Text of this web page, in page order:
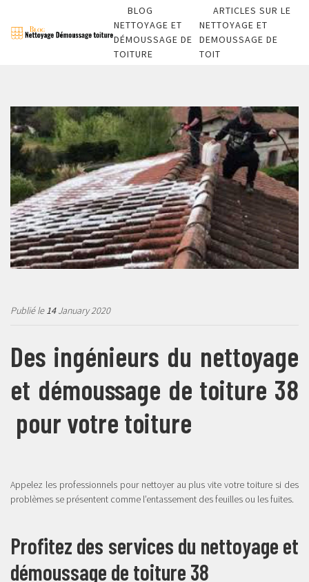
BLOG
NETTOYAGE ET
DÉMOUSSAGE DE
TOITURE
ARTICLES SUR LE
NETTOYAGE ET
DEMOUSSAGE DE
TOIT
Publié le14January 2020
Des ingénieurs du nettoyage
et démoussage de toiture 38
pour votre toiture
Appelez les professionnels pour nettoyer au plus vite votre toiture si des
problèmes se présentent comme l’entassement des feuilles ou les fuites.
Profitez des services du nettoyage et
démoussage de toiture 38